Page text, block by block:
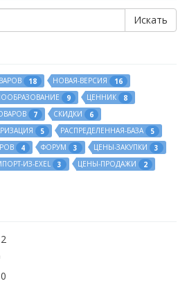
Искать
18 НОВАЯ-ВЕРСИЯ
16
9 ЦЕННИК
8
7 СКИДКИ
6
5 РАСПРЕДЕЛЕННАЯ-БАЗА
5
4 ФОРУМ 3 ЦЕНЫ-ЗАКУПКИ
3
ИЗ-EXEL 3 ЦЕНЫ-ПРОДАЖИ
2